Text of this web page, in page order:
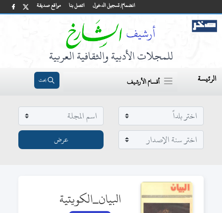
مواقع صديقة اتصل بنا انضمام/ تسجيل الدخول
للمجلات الأدبية والثقافية العربية
الرئيسة أقسام الأرشيف بحث
البيان_الكويتية